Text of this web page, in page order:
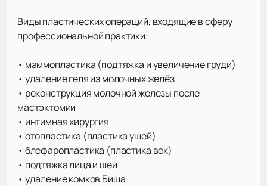
Виды пластических операций, входящие в сферу
профессиональной практики:
• маммопластика (подтяжка и увеличение груди)
• удаление геля из молочных желёз
• реконструкция молочной железы после
мастэктомии
• интимная хирургия
• отопластика (пластика ушей)
• блефаропластика (пластика век)
• подтяжка лица и шеи
• удаление комков Биша